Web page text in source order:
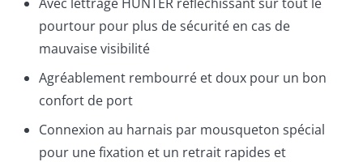
pourtour pour plus de sécurité en cas de
mauvaise visibilité
Agréablement rembourré et doux pour un bon
confort de port
Connexion au harnais par mousqueton spécial
pour une fixation et un retrait rapides et